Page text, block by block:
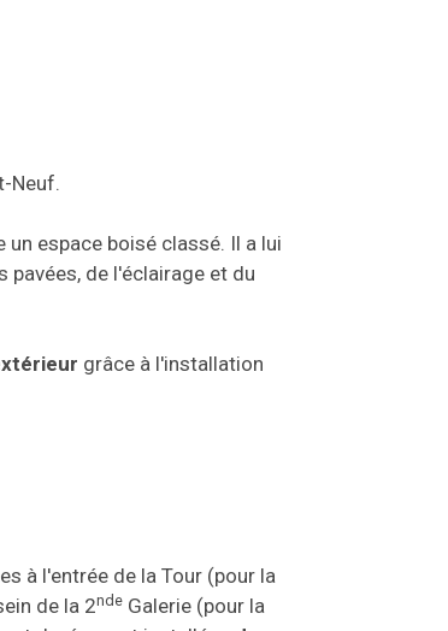
Neuf.
un espace boisé classé. Il a lui
de l'éclairage et du
grâce à l'installation
à l'entrée de la Tour (pour la
de la 2nde Galerie (pour la